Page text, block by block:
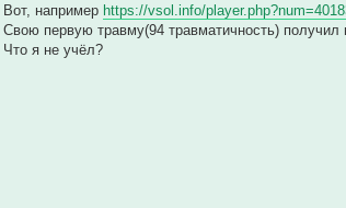
Вот, например https://vsol.info/
Свою первую травму(94 травматичность) получил
Что я не учёл?